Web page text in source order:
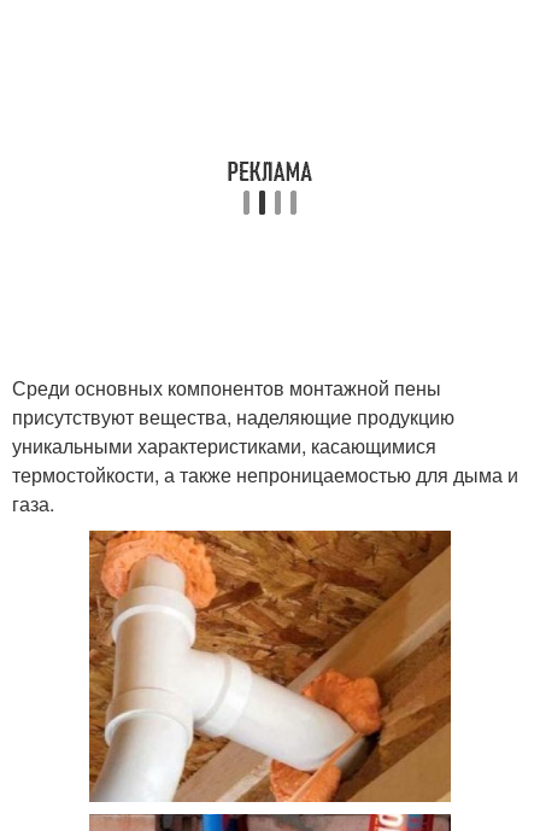
Среди основных компонентов монтажной пены
присутствуют вещества, наделяющие продукцию
уникальными характеристиками, касающимися
термостойкости, а также непроницаемостью для дыма и
газа.